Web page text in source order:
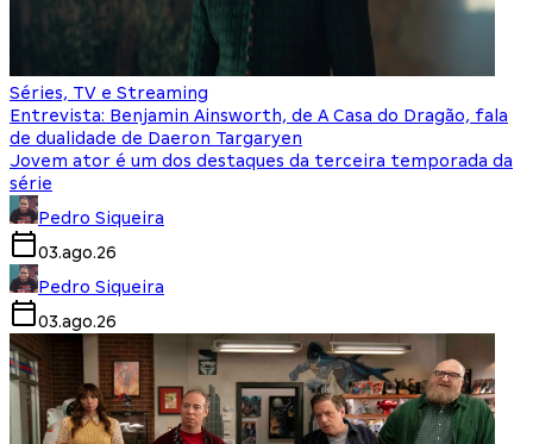
Séries, TV e Streaming
Entrevista: Benjamin Ainsworth, de A Casa do Dragão, fala
de dualidade de Daeron Targaryen
Jovem ator é um dos destaques da terceira temporada da
série
Pedro Siqueira
03.ago.26
Pedro Siqueira
03.ago.26